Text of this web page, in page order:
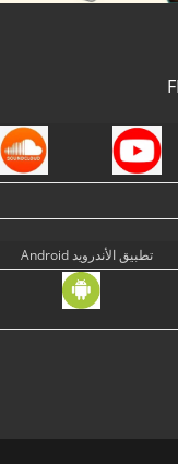
تطبيق الأندرويد Android